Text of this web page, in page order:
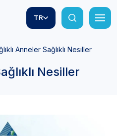
TR
Anneler Sağlıklı Nesiller
Nesiller